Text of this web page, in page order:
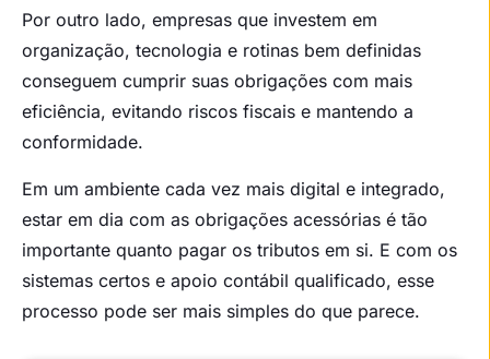
Por outro lado, empresas que investem em
organização, tecnologia e rotinas bem definidas
conseguem cumprir suas obrigações com mais
eficiência, evitando riscos fiscais e mantendo a
conformidade.
Em um ambiente cada vez mais digital e integrado,
estar em dia com as obrigações acessórias é tão
importante quanto pagar os tributos em si. E com os
sistemas certos e apoio contábil qualificado, esse
processo pode ser mais simples do que parece.